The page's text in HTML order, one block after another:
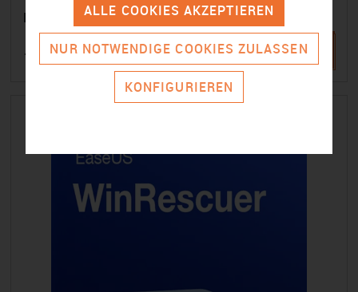
EaseUS Video Editor
17,97 €NUR NOTWENDIGE COOKIES ZULASSEN
KONFIGURIEREN
ALLE COOKIES AKZEPTIEREN